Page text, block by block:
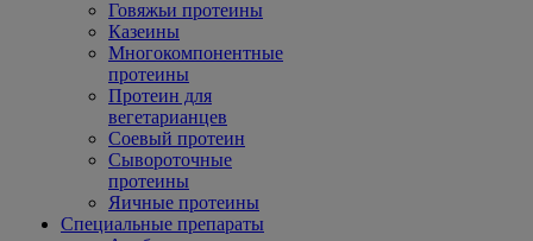
Говяжьи протеины
Казеины
Многокомпонентные
протеины
Протеин для
вегетарианцев
Соевый протеин
Сывороточные
протеины
Яичные протеины
Специальные препараты